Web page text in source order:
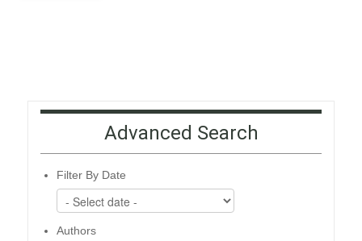
Advanced Search
Filter By Date
Authors